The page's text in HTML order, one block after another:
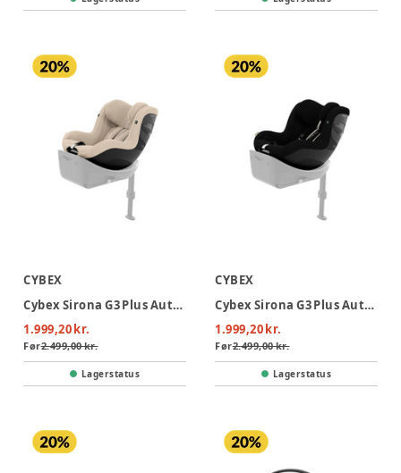
CYBEX
Cybex Sirona G3 Plus Autostol - Almond Beige
1.999,20 kr.
Før2.499,00 kr.
Lagerstatus
CYBEX
Cybex Sirona G3 Plus Autostol - Moon Black
1.999,20 kr.
Før2.499,00 kr.
Lagerstatus